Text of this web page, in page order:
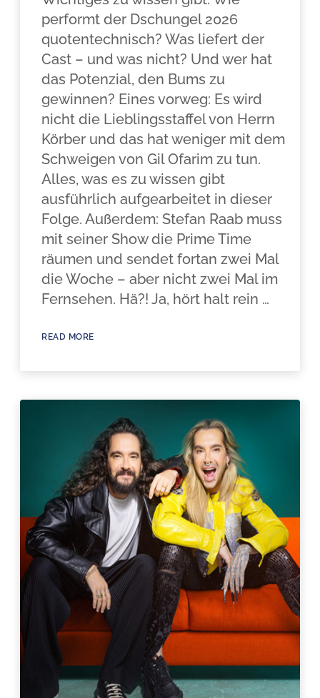
performt der Dschungel 2026
quotentechnisch? Was liefert der
Cast – und was nicht? Und wer hat
das Potenzial, den Bums zu
gewinnen? Eines vorweg: Es wird
nicht die Lieblingsstaffel von Herrn
Körber und das hat weniger mit dem
Schweigen von Gil Ofarim zu tun.
Alles, was es zu wissen gibt
ausführlich aufgearbeitet in dieser
Folge. Außerdem: Stefan Raab muss
mit seiner Show die Prime Time
räumen und sendet fortan zwei Mal
die Woche – aber nicht zwei Mal im
Fernsehen. Hä?! Ja, hört halt rein …
READ MORE